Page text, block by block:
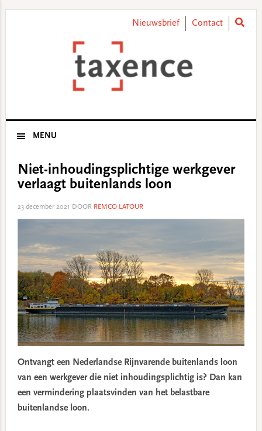
Nieuwsbrief Contact
MENU
Niet-inhoudingsplichtige werkgever
verlaagt buitenlands loon
23 december 2021 DOOR REMCO LATOUR
Ontvangt een Nederlandse Rijnvarende buitenlands loon
van een werkgever die niet inhoudingsplichtig is? Dan kan
een vermindering plaatsvinden van het belastbare
buitenlandse loon.